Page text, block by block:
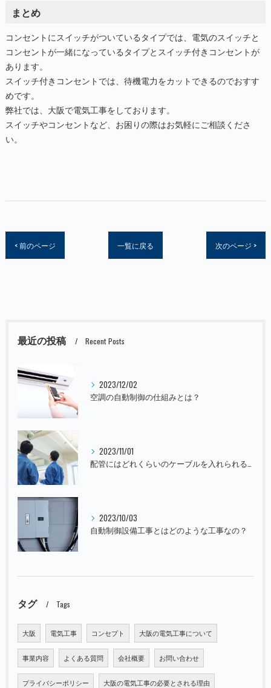
まとめ
コンセントにスイッチがついているタイプでは、電気のスイッチと
コンセントが一緒になっているタイプとスイッチ付きコンセントが
あります。
スイッチ付きコンセントでは、待機電力をカットできるのでおすす
めです。
弊社では、大阪で電気工事をしております。
スイッチやコンセントなど、お困りの際はお気軽にご相談くださ
い。
< 前のページ 一覧に戻る 次のページ >
最近の投稿 Recent Posts
2023/12/02
空調の自動制御の仕組みとは？
2023/11/01
2023/10/03
自動制御設備工事とはどのような工事なの？
タグ Tags
大阪 電気工事 コンセプト 大阪の電気工事について
事業内容 よくある質問 会社概要 お問い合わせ
プライバシーポリシー 大阪の電気工事の必要とされる理由